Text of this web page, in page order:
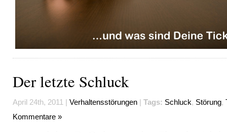
Der letzte Schluck
April 24th, 2011 | Verhaltensstörungen | Tags: Schluck, Störung,
Kommentare »